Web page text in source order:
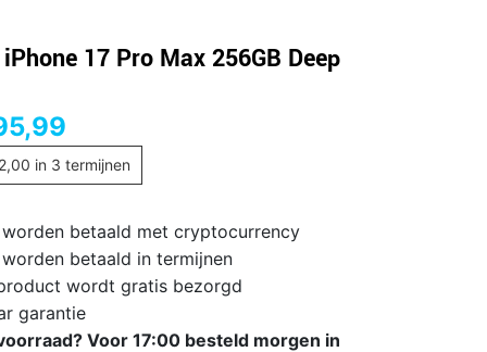
17 Pro Max 256GB Deep
in 3 termijnen
worden betaald met cryptocurrency
betaald in termijnen
wordt gratis bezorgd
garantie
Voor 17:00 besteld morgen in